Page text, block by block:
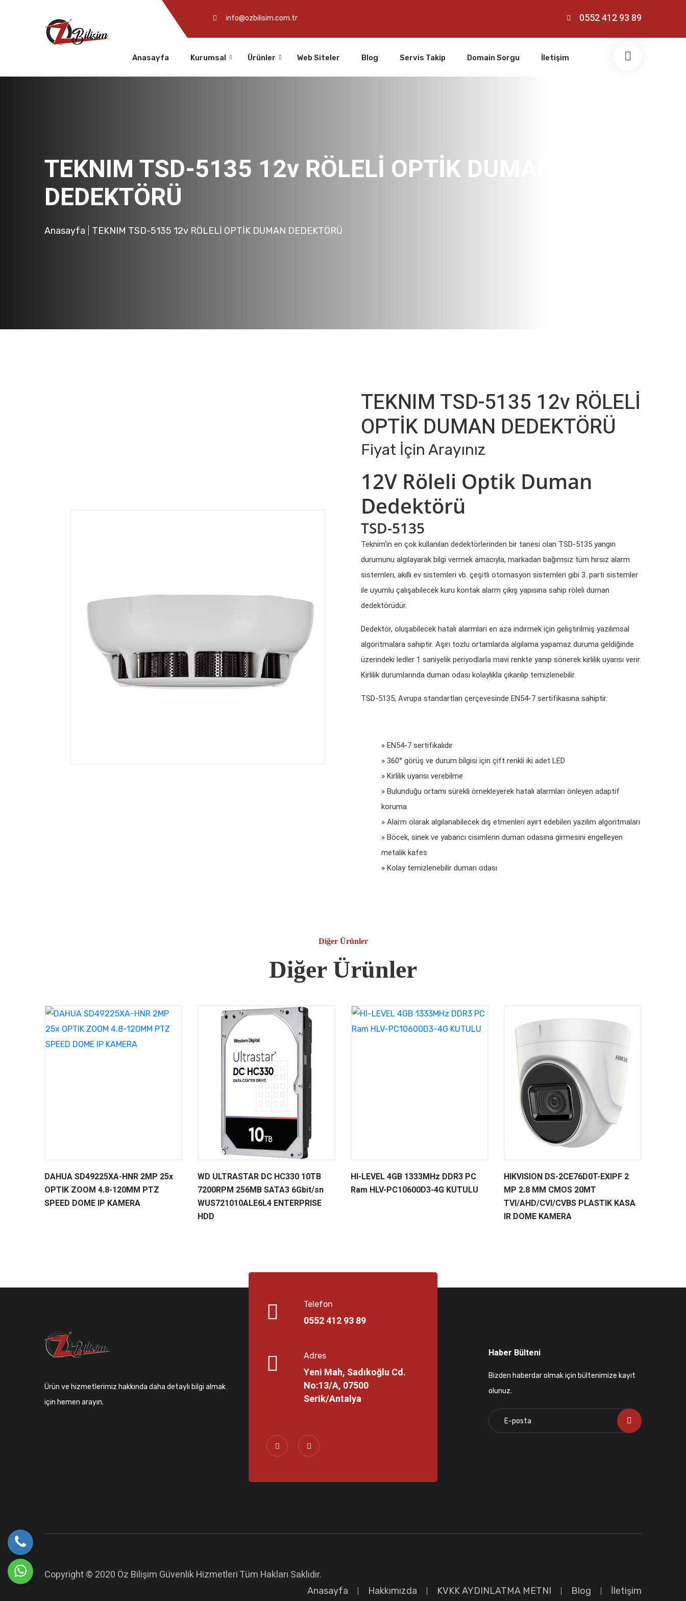
info@ozbilisim.com.tr 0552 412 93 89
Anasayfa Kurumsal Ürünler Web Siteler Blog Servis Takip Domain Sorgu İletişim
TEKNIM TSD-5135 12v RÖLELİ OPTİK DUMAN
DEDEKTÖRÜ
Anasayfa TEKNIM TSD-5135 12v RÖLELİ OPTİK DUMAN DEDEKTÖRÜ
TEKNIM TSD-5135 12v RÖLELİ
OPTİK DUMAN DEDEKTÖRÜ
Fiyat İçin Arayınız
12V Röleli Optik Duman
Dedektörü
TSD-5135
Teknim’in en çok kullanılan dedektörlerinden bir tanesi olan TSD-5135 yangın
durumunu algılayarak bilgi vermek amacıyla, markadan bağımsız tüm hırsız alarm
sistemleri, akıllı ev sistemleri vb. çeşitli otomasyon sistemleri gibi 3. parti sistemler
ile uyumlu çalışabilecek kuru kontak alarm çıkış yapısına sahip röleli duman
dedektörüdür.
Dedektör, oluşabilecek hatalı alarmları en aza indirmek için geliştirilmiş yazılımsal
algoritmalara sahiptir. Aşırı tozlu ortamlarda algılama yapamaz duruma geldiğinde
üzerindeki ledler 1 saniyelik periyodlarla mavi renkte yanıp sönerek kirlilik uyarısı verir.
Kirlilik durumlarında duman odası kolaylıkla çıkarılıp temizlenebilir.
TSD-5135, Avrupa standartları çerçevesinde EN54-7 sertifikasına sahiptir.
» EN54-7 sertifikalıdır
» 360° görüş ve durum bilgisi için çift renkli iki adet LED
» Kirlilik uyarısı verebilme
» Bulunduğu ortamı sürekli örnekleyerek hatalı alarmları önleyen adaptif
koruma
» Alarm olarak algılanabilecek dış etmenleri ayırt edebilen yazılım algoritmaları
» Böcek, sinek ve yabancı cisimlerin duman odasına girmesini engelleyen
metalik kafes
» Kolay temizlenebilir duman odası
Diğer Ürünler
Diğer Ürünler
DAHUA SD49225XA-HNR 2MP 25x
OPTIK ZOOM 4.8-120MM PTZ
SPEED DOME IP KAMERA
WD ULTRASTAR DC HC330 10TB
7200RPM 256MB SATA3 6Gbit/sn
WUS721010ALE6L4 ENTERPRISE
HDD
HI-LEVEL 4GB 1333MHz DDR3 PC
Ram HLV-PC10600D3-4G KUTULU
HIKVISION DS-2CE76D0T-EXIPF 2
MP 2.8 MM CMOS 20MT
TVI/AHD/CVI/CVBS PLASTIK KASA
IR DOME KAMERA
Ürün ve hizmetlerimiz hakkında daha detaylı bilgi almak
için hemen arayın.
Telefon
0552 412 93 89
Adres
Yeni Mah, Sadıkoğlu Cd.
No:13/A, 07500
Serik/Antalya
Haber Bülteni
Bizden haberdar olmak için bültenimize kayıt
olunuz.
Copyright © 2020 Öz Bilişim Güvenlik Hizmetleri Tüm Hakları Saklıdır.
Anasayfa Hakkımızda KVKK AYDINLATMA METNI Blog İletişim